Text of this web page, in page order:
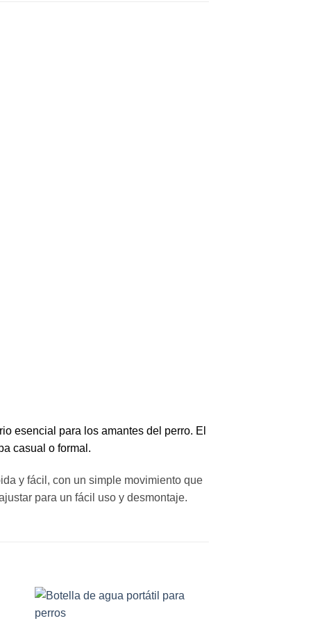
esencial para los amantes del perro. El
casual o formal.
y fácil, con un simple movimiento que
para un fácil uso y desmontaje.